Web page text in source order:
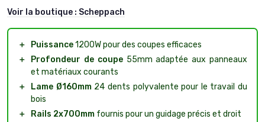
Voir la boutique : Scheppach
＋ Puissance1200W pour des coupes efficaces
＋
Profondeur de coupe55mm adaptée aux panneaux
et matériaux courants
＋
Lame Ø160mm24 dents polyvalente pour le travail du
bois
＋
Rails 2x700mm fournis pour un guidage précis et droit